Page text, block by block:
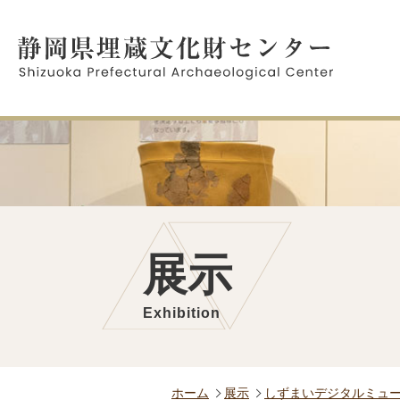
展示
Exhibition
ホーム 展示 しずまいデジタルミュ